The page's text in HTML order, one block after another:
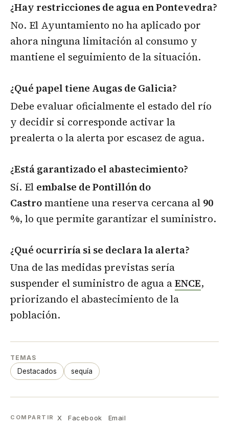
¿Hay restricciones de agua en Pontevedra?
No. El Ayuntamiento no ha aplicado por
ahora ninguna limitación al consumo y
mantiene el seguimiento de la situación.
¿Qué papel tiene Augas de Galicia?
Debe evaluar oficialmente el estado del río
y decidir si corresponde activar la
prealerta o la alerta por escasez de agua.
¿Está garantizado el abastecimiento?
Sí. El embalse de Pontillón do
Castromantiene una reserva cercana al 90
%, lo que permite garantizar el suministro.
¿Qué ocurriría si se declara la alerta?
Una de las medidas previstas sería
suspender el suministro de agua aENCE,
priorizando el abastecimiento de la
población.
TEMAS
Destacados sequía
COMPARTIR X Facebook Email